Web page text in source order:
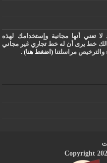
تعني أنها مجانية وإستخدامك لهذه
خط يرى أن له خط تجاري غير مجاني
مراسلتنا(اضغط هنا) .
Copyright